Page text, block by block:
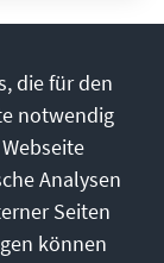
die Türkei
die für den
notwendig
Analysen
Seiten
können